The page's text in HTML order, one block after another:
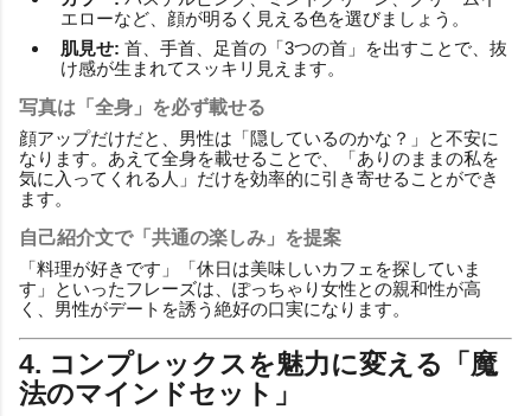
エローなど、顔が明るく見える色を選びましょう。
肌見せ: 首、手首、足首の「3つの首」を出すことで、抜
け感が生まれてスッキリ見えます。
写真は「全身」を必ず載せる
顔アップだけだと、男性は「隠しているのかな？」と不安に
なります。あえて全身を載せることで、「ありのままの私を
気に入ってくれる人」だけを効率的に引き寄せることができ
ます。
自己紹介文で「共通の楽しみ」を提案
「料理が好きです」「休日は美味しいカフェを探していま
す」といったフレーズは、ぽっちゃり女性との親和性が高
く、男性がデートを誘う絶好の口実になります。
4. コンプレックスを魅力に変える「魔
法のマインドセット」